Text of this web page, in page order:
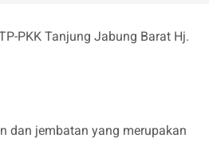
PKK Tanjung Jabung Barat Hj.
dan jembatan yang merupakan